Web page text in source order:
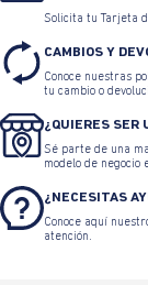
Solicita tu Tarjeta
CAMBIOS Y
Conoce nuestras
tu cambio o
¿QUIERES SER
Sé parte de una
modelo de negocio
¿NECESITAS
Conoce aquí
atención.